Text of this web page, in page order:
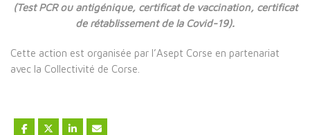
(Test PCR ou antigénique, certificat de vaccination, certificat
de rétablissement de la Covid-19).
Cette action est organisée par l’Asept Corse en partenariat
avec la Collectivité de Corse.